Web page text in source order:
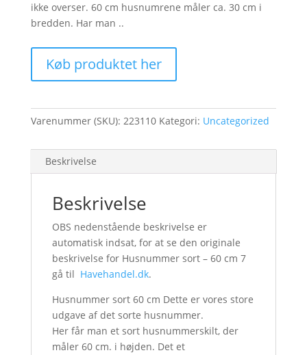
ikke overser. 60 cm husnumrene måler ca. 30 cm i
bredden. Har man ..
Køb produktet her
Varenummer (SKU): 223110 Kategori: Uncategorized
Beskrivelse
Beskrivelse
OBS nedenstående beskrivelse er
automatisk indsat, for at se den originale
beskrivelse for Husnummer sort – 60 cm 7
gå til Havehandel.dk.
Husnummer sort 60 cm Dette er vores store
udgave af det sorte husnummer.
Her får man et sort husnummerskilt, der
måler 60 cm. i højden. Det et